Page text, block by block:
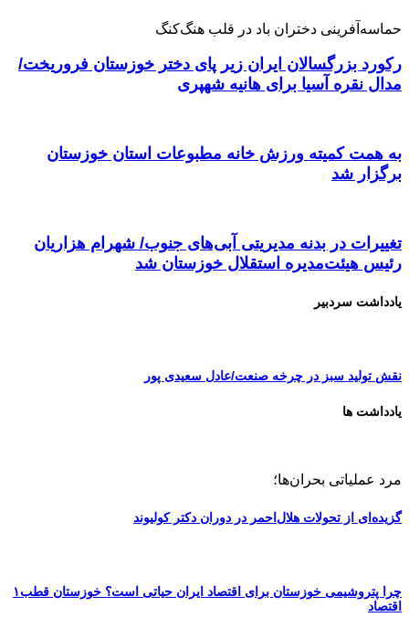
حماسه‌آفرینی دختران باد در قلب هنگ‌کنگ
رکورد بزرگسالان ایران زیر پای دختر خوزستان فروریخت/
مدال نقره آسیا برای هانیه شهپری
به همت کمیته ورزش خانه مطبوعات استان خوزستان
برگزار شد
تغییرات در بدنه مدیریتی آبی‌های جنوب/ شهرام هزاریان
رئیس هیئت‌مدیره استقلال خوزستان شد
یادداشت سردبیر
نقش تولید سبز در چرخه صنعت/عادل سعیدی پور
یادداشت ها
مرد عملیاتی بحران‌ها؛
گزیده‌ای از تحولات هلال‌احمر در دوران دکتر کولیوند
چرا پتروشیمی خوزستان برای اقتصاد ایران حیاتی است؟ خوزستان قطب۱
اقتصاد